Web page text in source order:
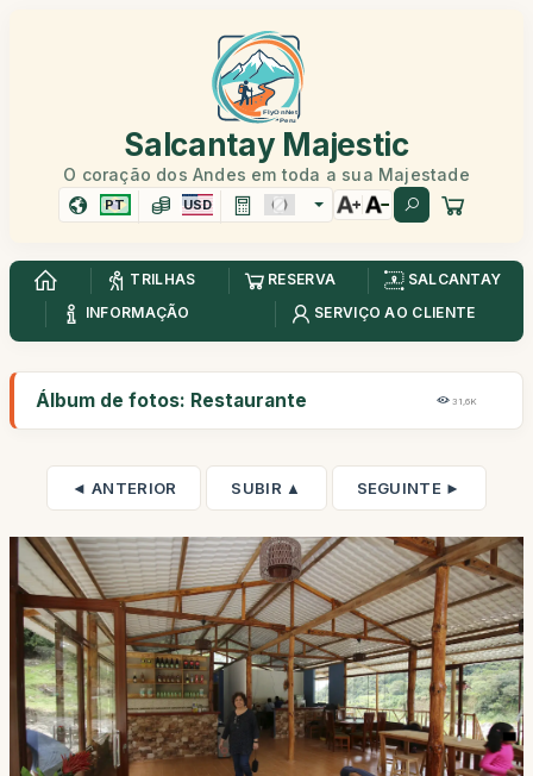
Salcantay Majestic
O coração dos Andes em toda a sua Majestade
PT USD
TRILHAS RESERVA
SALCANTAY
INFORMAÇÃO
SERVIÇO AO CLIENTE
Álbum de fotos: Restaurante 31,6K
◄ ANTERIOR SUBIR ▲ SEGUINTE ►